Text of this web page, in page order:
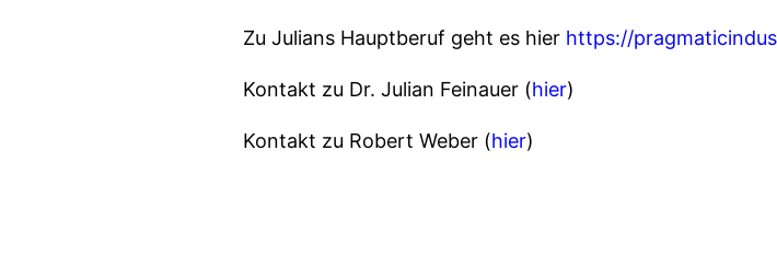
Zu Julians Hauptberuf geht es hier https://
Kontakt zu Dr. Julian Feinauer (hier)
Kontakt zu Robert Weber (hier)